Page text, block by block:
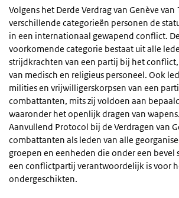
Volgens het Derde Verdrag van Genève
verschillende categorieën personen de
in een internationaal gewapend conflict.
voorkomende categorie bestaat uit alle
strijdkrachten van een partij bij het
van medisch en religieus personeel. Ook
milities en vrijwilligerskorpsen van een
combattanten, mits zij voldoen aan
waaronder het openlijk dragen van
Aanvullend Protocol bij de Verdragen van
combattanten als leden van alle
groepen en eenheden die onder een bevel
een conflictpartij verantwoordelijk is voor
ondergeschikten.